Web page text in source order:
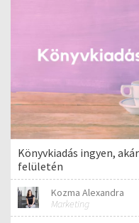
Könyvkiadás ingyen,
felületén
Kozma Alexandra
Marketing